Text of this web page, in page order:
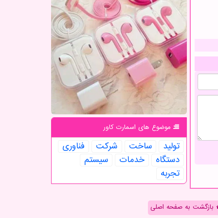
موضوع های اسمارت كاور
تولید ساخت شركت
فناوری
دستگاه
خدمات
سیستم
تجربه
بازگشت به صفحه اصلی